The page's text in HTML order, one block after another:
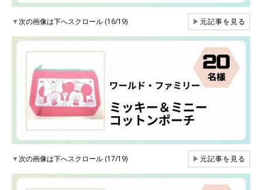
▼次の画像は下へスクロール (16/19) ▶元記事を見る
▼次の画像は下へスクロール (17/19) ▶元記事を見る